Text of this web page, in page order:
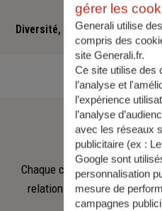
Nous sommes convaincus qu'il est
financière et retombées positives :
services que nous vous proposons.
Diversité, Equité, Inclusion
Nous faisons de la diversité, de
engagement quotidien.
Notre
Chaque collaborateur met
relation fondée sur
gérer les
Generali utilise
compris des
site Generali.fr.
Ce site utilise des
l’analyse et
l’expérience
l’analyse
avec les réseaux
publicitaire (ex :
Google sont
personnalisation
mesure de
campagnes